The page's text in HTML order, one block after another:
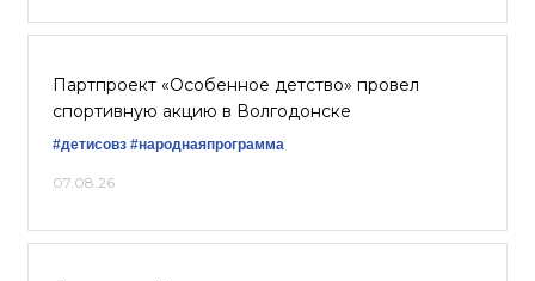
Партпроект «Особенное детство» провел
спортивную акцию в Волгодонске
#детисовз #народнаяпрограмма
07.08.26